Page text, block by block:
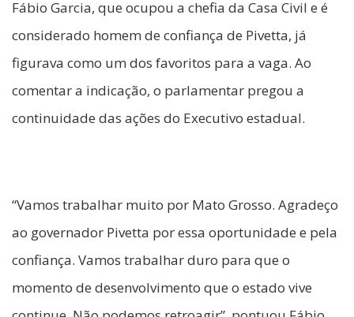
Fábio Garcia, que ocupou a chefia da Casa Civil e é
considerado homem de confiança de Pivetta, já
figurava como um dos favoritos para a vaga. Ao
comentar a indicação, o parlamentar pregou a
continuidade das ações do Executivo estadual.
“Vamos trabalhar muito por Mato Grosso. Agradeço
ao governador Pivetta por essa oportunidade e pela
confiança. Vamos trabalhar duro para que o
momento de desenvolvimento que o estado vive